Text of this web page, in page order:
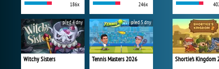
186x 246x
Witchy Sisters
před 4 dny
Tennis Masters 2026
před 5 dny
Shortie's Kingdom